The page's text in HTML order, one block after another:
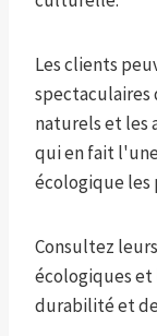
Les clients
spectaculaires
naturels et les
qui en fait
écologique les
Consultez
écologiques et
durabilité et